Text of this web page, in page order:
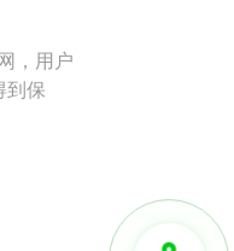
，用户
到保